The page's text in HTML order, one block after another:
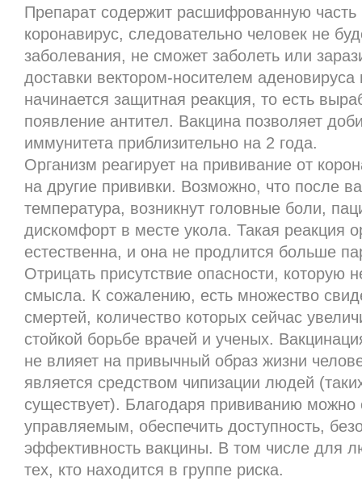
Препарат содержит расшифрованную
коронавирус, следовательно человек не
заболевания, не сможет заболеть или
доставки вектором-носителем аденовируса
начинается защитная реакция, то есть
появление антител. Вакцина позволяет
иммунитета приблизительно на 2 года.
Организм реагирует на прививание от
на другие прививки. Возможно, что после
температура, возникнут головные боли,
дискомфорт в месте укола. Такая реакция
естественна, и она не продлится больше
Отрицать присутствие опасности, которую
смысла. К сожалению, есть множество
смертей, количество которых сейчас
стойкой борьбе врачей и ученых.
не влияет на привычный образ жизни
является средством чипизации людей
существует). Благодаря прививанию можно
управляемым, обеспечить доступность,
эффективность вакцины. В том числе для
тех, кто находится в группе риска.